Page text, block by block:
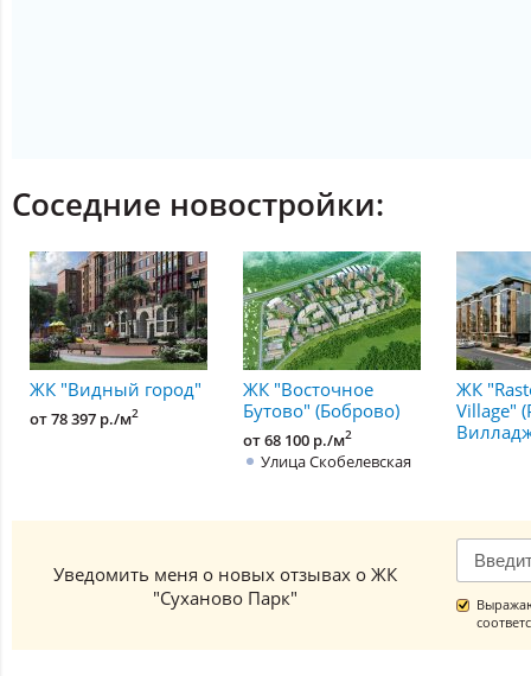
Соседние новостройки:
ЖК "Видный город"
от 78 397 р./м2
ЖК "Восточное
Бутово" (Боброво)
от 68 100 р./м2
Улица Скобелевская
ЖК
Village"
Уведомить меня о новых отзывах о ЖК
"Суханово Парк"